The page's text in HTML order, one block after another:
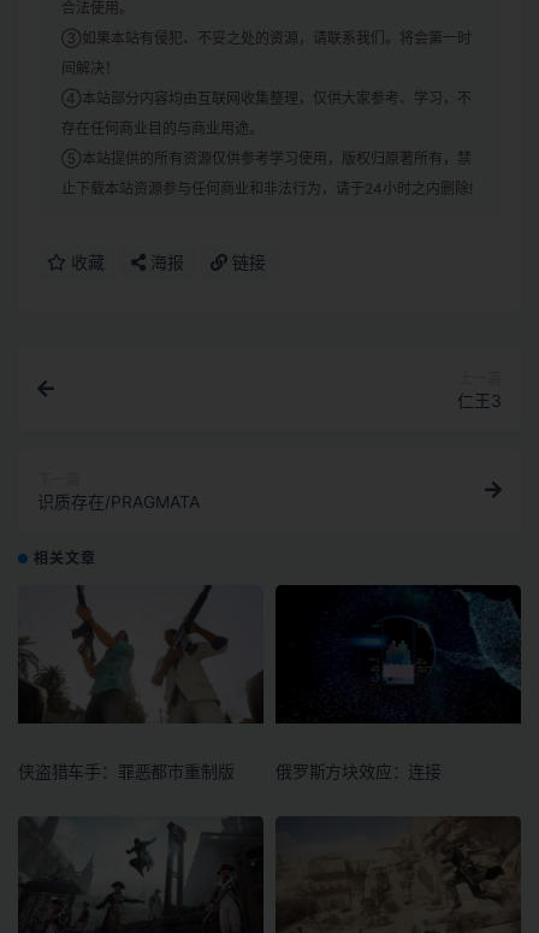
合法使用。
③如果本站有侵犯、不妥之处的资源，请联系我们。将会第一时
间解决！
④本站部分内容均由互联网收集整理，仅供大家参考、学习，不
存在任何商业目的与商业用途。
⑤本站提供的所有资源仅供参考学习使用，版权归原著所有，禁
止下载本站资源参与任何商业和非法行为，请于24小时之内删除!
收藏 海报 链接
仁王3
识质存在/PRAGMATA
相关文章
侠盗猎车手：罪恶都市重制版 俄罗斯方块效应：连接